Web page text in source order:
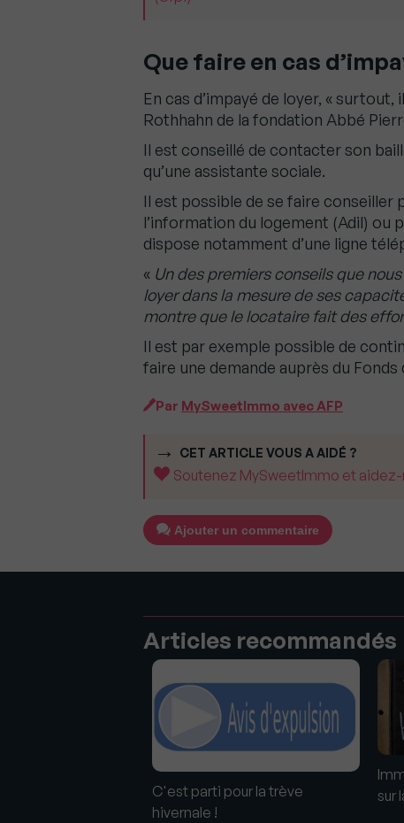
Que faire en cas
En cas d’impayé de loyer, «
Rothhahn de la fondation Abbé
Il est conseillé de contacter son
qu’une assistante sociale.
Il est possible de se faire conseiller
l’information du logement (Adil) ou
dispose notamment d’une ligne
« Un des premiers conseils que
loyer dans la mesure de ses
montre que le locataire fait des
Il est par exemple possible de
faire une demande auprès du
Par MySweetImmo avec AFP
CET ARTICLE VOUS A AIDÉ ?
Soutenez MySweetImmo et aidez-
Ajouter un commentaire
Articles recommandés
C'est parti pour la trève
hivernale !
sur